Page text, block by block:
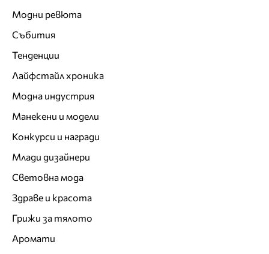
Модни ревюта
Събития
Тенденции
Лайфстайл хроника
Модна индустрия
Манекени и модели
Конкурси и награди
Млади дизайнери
Световна мода
Здраве и красота
Грижи за тялото
Аромати